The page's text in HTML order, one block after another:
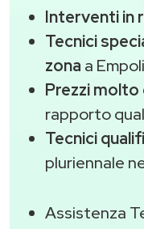
Interventi in
Tecnici
zona a Empoli
Prezzi
rapporto
Tecnici
pluriennale
Assistenza